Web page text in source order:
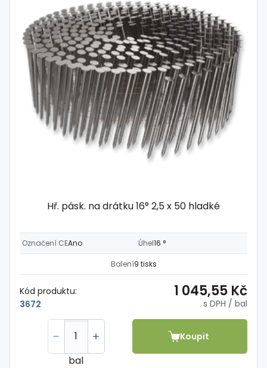
Hř. pásk. na drátku 16° 2,5 x 50 hladké
Označení CEAno Úhel16 °
Balení9 tisks
Kód produktu:
3672
1 045,55 Kč
s DPH / bal
bal
Koupit